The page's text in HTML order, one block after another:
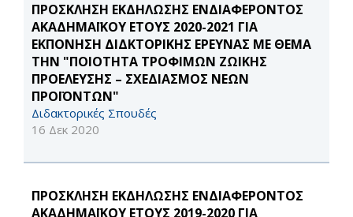
ΠΡΟΣΚΛΗΣΗ ΕΚΔΗΛΩΣΗΣ ΕΝΔΙΑΦΕΡΟΝΤΟΣ
ΑΚΑΔΗΜΑΪΚΟΥ ΕΤΟΥΣ 2020-2021 ΓΙΑ
ΕΚΠΟΝΗΣΗ ΔΙΔΚΤΟΡΙΚΗΣ ΕΡΕΥΝΑΣ ΜΕ ΘΕΜΑ
ΤΗΝ "ΠΟΙΟΤΗΤΑ ΤΡΟΦΙΜΩΝ ΖΩΙΚΗΣ
ΠΡΟΕΛΕΥΣΗΣ – ΣΧΕΔΙΑΣΜΟΣ ΝΕΩΝ
ΠΡΟΪΟΝΤΩΝ"
Διδακτορικές Σπουδές
16 Δεκ 2020
ΠΡΟΣΚΛΗΣΗ ΕΚΔΗΛΩΣΗΣ ΕΝΔΙΑΦΕΡΟΝΤΟΣ
ΑΚΑΔΗΜΑΪΚΟΥ ΕΤΟΥΣ 2019-2020 ΓΙΑ